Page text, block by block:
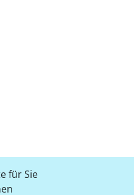
für Sie